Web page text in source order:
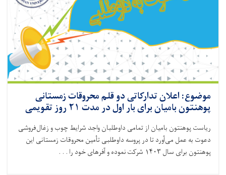
موضوع: اعلان تدارکاتی دو قلم محروقات زمستانی
پوهنتون بامیان برای بار اول در مدت ۲۱ روز تقویمی
ریاست پوهنتون بامیان از تمامی داوطلبان واجد شرایط چوب و زغال‌فروشی
دعوت به عمل می‌آورد تا در پروسه داوطلبی تأمین محروقات زمستانی این
پوهنتون برای سال ۱۴۰۳ شرکت نموده و آفرهای خود را . . .